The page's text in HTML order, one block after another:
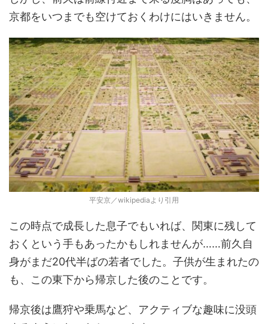
京都をいつまでも空けておくわけにはいきません。
平安京／wikipediaより引用
この時点で成長した息子でもいれば、関東に残して
おくという手もあったかもしれませんが……前久自
身がまだ20代半ばの若者でした。子供が生まれたの
も、この東下から帰京した後のことです。
帰京後は鷹狩や乗馬など、アクティブな趣味に没頭